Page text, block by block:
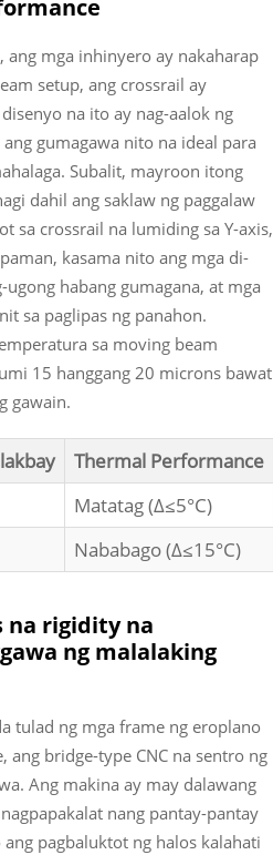
mga inhinyero ay nakaharap
setup, ang crossrail ay
na ito ay nag-aalok ng
gumagawa nito na ideal para
Subalit, mayroon itong
dahil ang saklaw ng paggalaw
sa crossrail na lumiding sa Y-axis,
kasama nito ang mga di-
habang gumagana, at mga
sa paglipas ng panahon.
sa moving beam
15 hanggang 20 microns bawat
gawain.
Thermal Performance
Matatag (Δ≤5°C)
Nababago (Δ≤15°C)
na rigidity na
ng malalaking
tulad ng mga frame ng eroplano
ang bridge-type CNC na sentro ng
Ang makina ay may dalawang
nang pantay-pantay
pagbaluktot ng halos kalahati